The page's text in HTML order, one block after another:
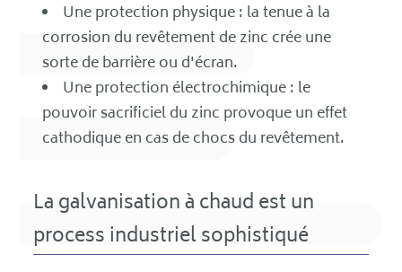
Une protection physique : la tenue à la
corrosion du revêtement de zinc crée une
sorte de barrière ou d'écran.
Une protection électrochimique : le
pouvoir sacrificiel du zinc provoque un effet
cathodique en cas de chocs du revêtement.
La galvanisation à chaud est un
process industriel sophistiqué